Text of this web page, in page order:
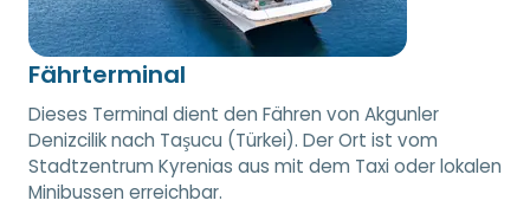
Fährterminal
Dieses Terminal dient den Fähren von Akgunler
Denizcilik nach Taşucu (Türkei). Der Ort ist vom
Stadtzentrum Kyrenias aus mit dem Taxi oder lokalen
Minibussen erreichbar.